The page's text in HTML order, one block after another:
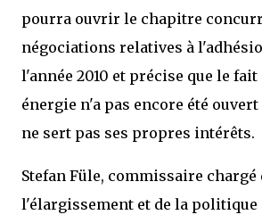
pourra ouvrir le chapitre
négociations relatives à
l'année 2010 et précise que le
énergie n'a pas encore été
ne sert pas ses propres intérêts.
Stefan Füle, commissaire chargé
l'élargissement et de la politique